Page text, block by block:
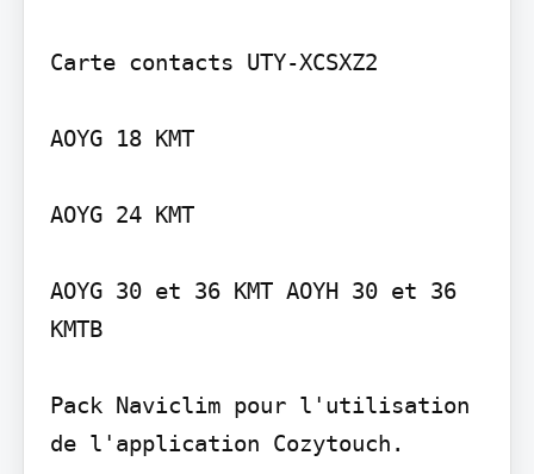
Carte contacts UTY-XCSXZ2
AOYG 18 KMT
AOYG 24 KMT
AOYG 30 et 36 KMT AOYH 30 et 36
KMTB
Pack Naviclim pour l'utilisation
de l'application Cozytouch.